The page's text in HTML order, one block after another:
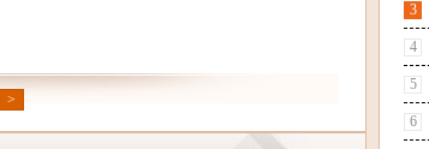
>
3
4
5
6